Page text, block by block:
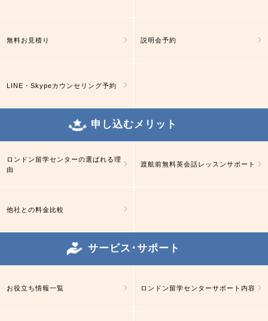
無料お見積り 説明会予約
LINE・Skypeカウンセリング予約
申し込むメリット
ロンドン留学センターの選ばれる理
由
渡航前無料英会話レッスンサポート
他社との料金比較
サービス･サポート
お役立ち情報一覧 ロンドン留学センターサポート内容